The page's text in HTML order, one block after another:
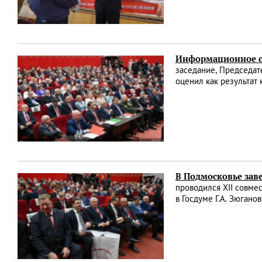
Информационное
заседание,
оценил как
В Подмосковье
проводился XII
в Госдуме Г.А.